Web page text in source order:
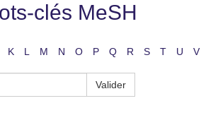
clés MeSH
K L M N O P Q R S T U V
Valider